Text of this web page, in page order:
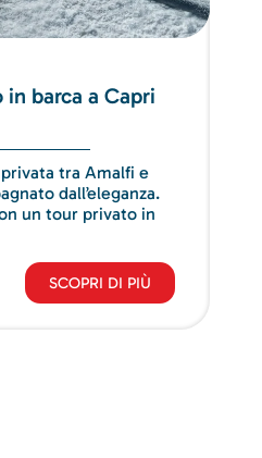
in barca a Capri
privata tra Amalfi e
dall’eleganza.
un tour privato in
SCOPRI DI PIÙ